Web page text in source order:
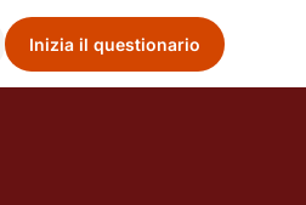
Inizia il questionario